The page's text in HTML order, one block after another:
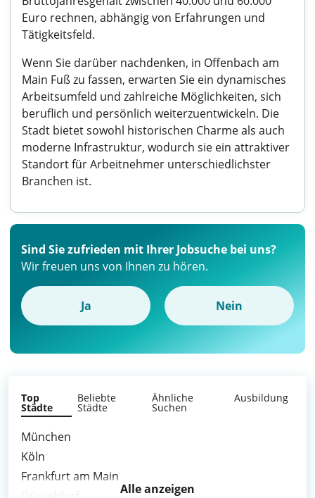
Euro rechnen, abhängig von Erfahrungen und
Tätigkeitsfeld.
Wenn Sie darüber nachdenken, in Offenbach am
Main Fuß zu fassen, erwarten Sie ein dynamisches
Arbeitsumfeld und zahlreiche Möglichkeiten, sich
beruflich und persönlich weiterzuentwickeln. Die
Stadt bietet sowohl historischen Charme als auch
moderne Infrastruktur, wodurch sie ein attraktiver
Standort für Arbeitnehmer unterschiedlichster
Branchen ist.
Sind Sie zufrieden mit Ihrer Jobsuche bei uns?
Wir freuen uns von Ihnen zu hören.
Ja Nein
Top
Städte
Beliebte
Städte
Ähnliche
Suchen
Ausbildung
München
Köln
Frankfurt am Main
Alle anzeigen